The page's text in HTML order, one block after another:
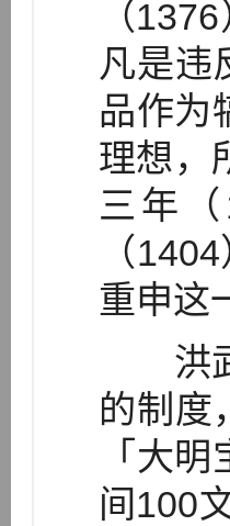
（
凡是违
品作为
理想，
三年
（
重申这
洪武
的制度
「大
间100